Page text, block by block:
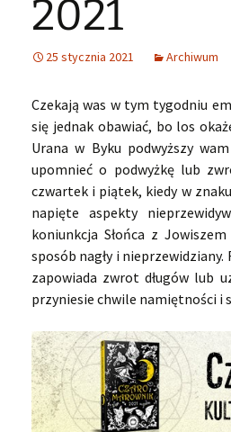
2021
25 stycznia 2021 Archiwum
Czekają was w tym tygodniu
się jednak obawiać, bo los
Urana w Byku podwyższy
upomnieć o podwyżkę lub
czwartek i piątek, kiedy w
napięte aspekty
koniunkcja Słońca z
sposób nagły i
zapowiada zwrot długów lub
przyniesie chwile namiętności i